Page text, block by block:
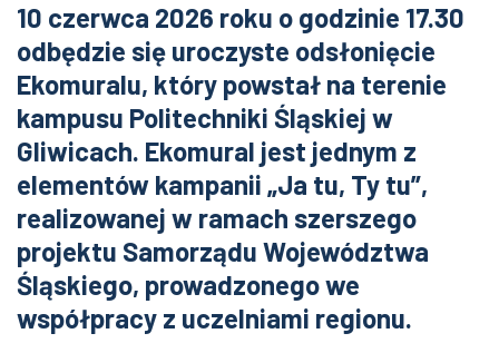
10 czerwca 2026 roku o godzinie 17.30
odbędzie się uroczyste odsłonięcie
Ekomuralu, który powstał na terenie
kampusu Politechniki Śląskiej w
Gliwicach. Ekomural jest jednym z
elementów kampanii „Ja tu, Ty tu”,
realizowanej w ramach szerszego
projektu Samorządu Województwa
Śląskiego, prowadzonego we
współpracy z uczelniami regionu.